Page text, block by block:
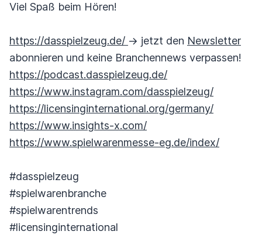
Viel Spaß beim Hören!
https://dasspielzeug.de/ -> jetzt den Newsletter
abonnieren und keine Branchennews verpassen!
https://podcast.dasspielzeug.de/
https://www.instagram.com/dasspielzeug/
https://licensinginternational.org/germany/
https://www.insights-x.com/
https://www.spielwarenmesse-eg.de/index/
#dasspielzeug
#spielwarenbranche
#spielwarentrends
#licensinginternational